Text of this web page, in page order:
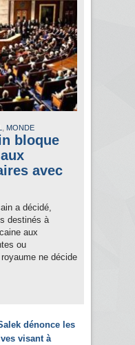
, MONDE
bloque
avec
a décidé,
destinés à
aux
ou
ne décide
dénonce les
visant à